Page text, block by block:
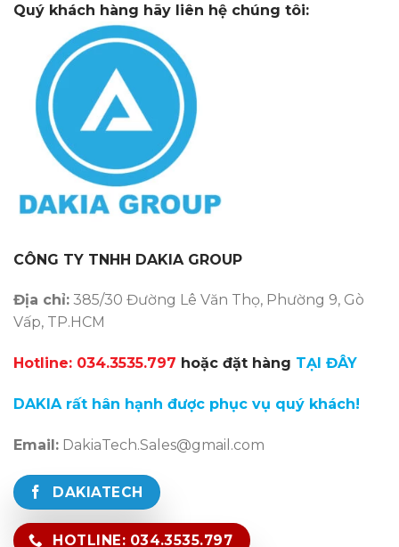
Quý khách hàng hãy liên hệ chúng tôi:
CÔNG TY TNHH DAKIA GROUP
Địa chỉ: 385/30 Đường Lê Văn Thọ, Phường 9, Gò
Vấp, TP.HCM
Hotline: 034.3535.797 hoặc đặt hàng TẠI ĐÂY
DAKIArất hân hạnh được phục vụ quý khách!
Email: DakiaTech.Sales@gmail.com
DAKIATECH
HOTLINE: 034.3535.797